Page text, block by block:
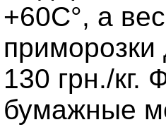
+60С°, а
130 грн./кг.
бумажные